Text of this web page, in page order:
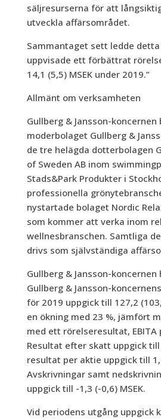
säljresurserna för att
utveckla affärsområdet.
Sammantaget sett ledde
uppvisade ett förbättrat
14,1 (5,5) MSEK under 2019.”
Allmänt om verksamheten
Gullberg & Jansson-koncernen
moderbolaget Gullberg &
de tre helägda dotterbolagen
of Sweden AB inom
Stads&Park Produkter i
professionella
nystartade bolaget Nordic
som kommer att verka inom
wellnesbranschen. Samtliga
drivs som självständiga
Gullberg & Jansson-koncernen
Gullberg & Jansson-
för 2019 uppgick till 127,2
en ökning med 23 %, jämfört
med ett rörelseresultat, EBITA
Resultat efter skatt uppgick till
resultat per aktie uppgick till
Avskrivningar samt
uppgick till -1,3 (-0,6) MSEK.
Vid periodens utgång uppgick